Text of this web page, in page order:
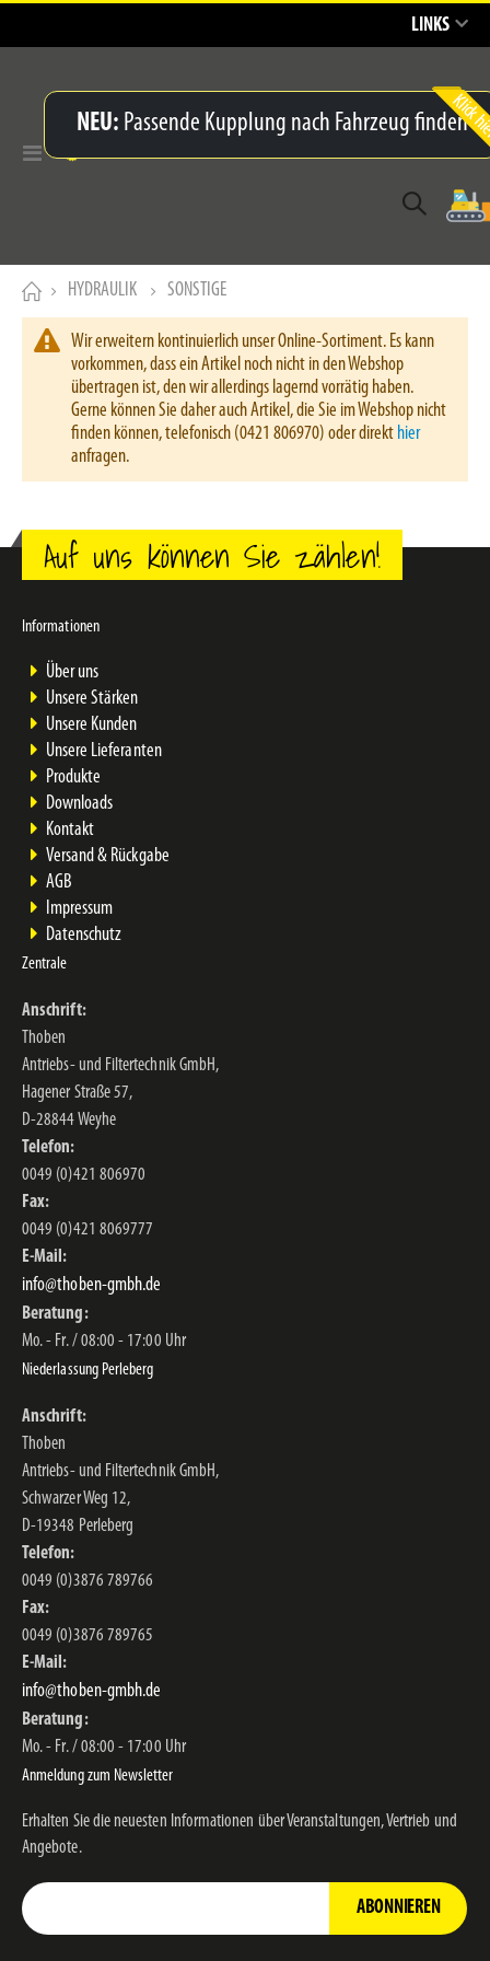
LINKS
Navigation
NEU: Passende Kupplung nach Fahrzeug finden
HYDRAULIK SONSTIGE
Wir erweitern kontinuierlich unser Online-Sortiment. Es kann
vorkommen, dass ein Artikel noch nicht in den Webshop
übertragen ist, den wir allerdings lagernd vorrätig haben.
Gerne können Sie daher auch Artikel, die Sie im Webshop nicht
finden können, telefonisch (0421 806970) oder direkt hier
anfragen.
Auf uns können Sie zählen!
Informationen
Über uns
Unsere Stärken
Unsere Kunden
Unsere Lieferanten
Produkte
Downloads
Kontakt
Versand & Rückgabe
AGB
Impressum
Datenschutz
Zentrale
Anschrift:
Thoben
Antriebs- und Filtertechnik GmbH,
Hagener Straße 57,
D-28844 Weyhe
Telefon:
0049 (0)421 806970
Fax:
0049 (0)421 8069777
E-Mail:
info@thoben-gmbh.de
Beratung:
Mo. - Fr. / 08:00 - 17:00 Uhr
Niederlassung Perleberg
Anschrift:
Thoben
Antriebs- und Filtertechnik GmbH,
Schwarzer Weg 12,
D-19348 Perleberg
Telefon:
0049 (0)3876 789766
Fax:
0049 (0)3876 789765
E-Mail:
info@thoben-gmbh.de
Beratung:
Mo. - Fr. / 08:00 - 17:00 Uhr
Anmeldung zum Newsletter
Erhalten Sie die neuesten Informationen über Veranstaltungen, Vertrieb und
Angebote.
ABONNIEREN